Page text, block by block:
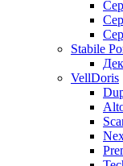
Stabile
VellDoris